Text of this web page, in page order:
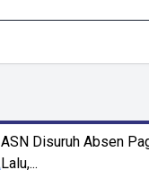
ASN Disuruh Absen
Lalu,...